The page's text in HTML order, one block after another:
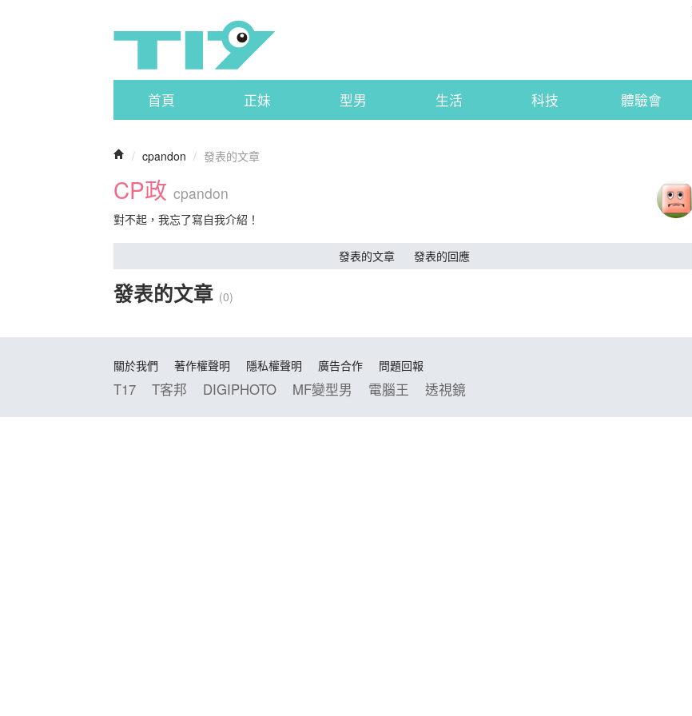
首頁 正妹 型男 生活 科技 體驗會
/ cpandon / 發表的文章
CP政 cpandon
對不起，我忘了寫自我介紹！
發表的文章 發表的回應
發表的文章 (0)
關於我們 著作權聲明 隱私權聲明 廣告合作 問題回報
T17 T客邦 DIGIPHOTO MF變型男 電腦王 透視鏡